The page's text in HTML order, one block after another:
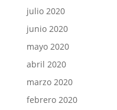
julio 2020
junio 2020
mayo 2020
abril 2020
marzo 2020
febrero 2020